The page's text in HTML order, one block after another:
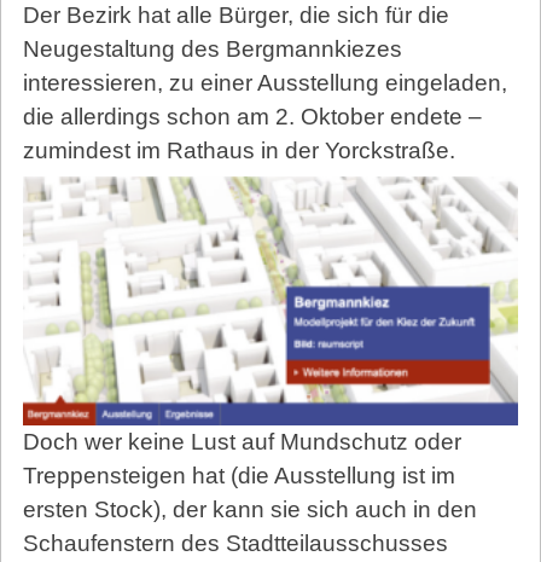
Der Bezirk hat alle Bürger, die sich für die
Neugestaltung des Bergmannkiezes
interessieren, zu einer Ausstellung eingeladen,
die allerdings schon am 2. Oktober endete –
zumindest im Rathaus in der Yorckstraße.
Doch wer keine Lust auf Mundschutz oder
Treppensteigen hat (die Ausstellung ist im
ersten Stock), der kann sie sich auch in den
Schaufenstern des Stadtteilausschusses